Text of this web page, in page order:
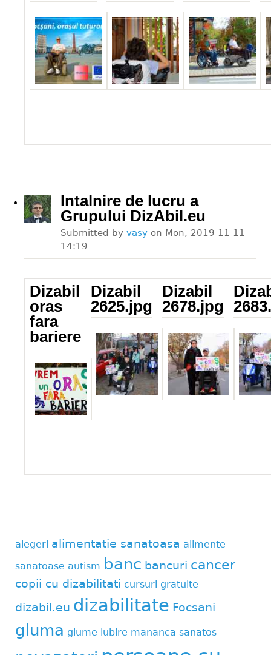
_IMG_5825.jpg IMG_0455.jpg IMG_1076.jpg
Intalnire de lucru a
Grupului DizAbil.eu
Submitted by vasy on Mon, 2019-11-11
14:19
Dizabil
oras
fara
bariere
Dizabil_sl.jpg
Dizabil
2625.jpg
Dizabil_2625.jpg
Dizabil
2678.jpg
Dizabil_2678.jpg
alegeri alimentatie sanatoasa alimente
sanatoase autism banc bancuri cancer
copii cu dizabilitati cursuri gratuite
dizabil.eu dizabilitate Focsani
gluma glume iubire mananca sanatos